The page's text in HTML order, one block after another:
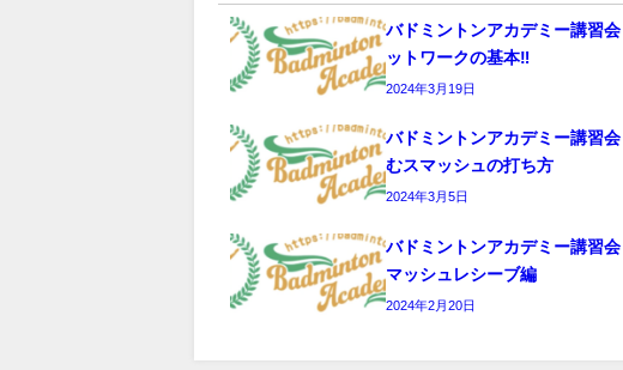
バドミントンアカデミー講習
ットワークの基本‼️
2024年3月19日
バドミントンアカデミー講習
むスマッシュの打ち方
2024年3月5日
バドミントンアカデミー講習
マッシュレシーブ編
2024年2月20日